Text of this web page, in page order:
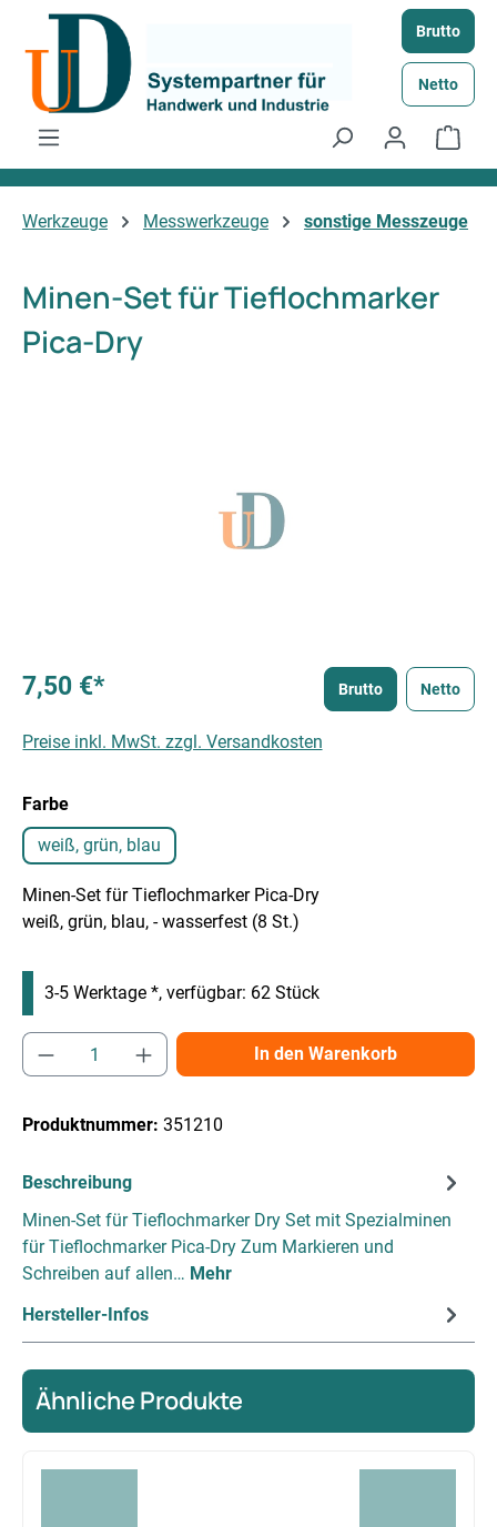
Zum Hauptinhalt springen Brutto
Netto
Werkzeuge Messwerkzeuge sonstige Messzeuge
Minen-Set für Tieflochmarker
Pica-Dry
7,50 €* Brutto Netto
Preise inkl. MwSt. zzgl. Versandkosten
Farbeauswählen
weiß, grün, blau
Minen-Set für Tieflochmarker Pica-Dry
weiß, grün, blau, - wasserfest (8 St.)
3-5 Werktage *, verfügbar: 62 Stück
Produkt Anzahl: Gib den gewünschten
In den Warenkorb
Produktnummer: 351210
Beschreibung
Minen-Set für Tieflochmarker Dry Set mit Spezialminen
für Tieflochmarker Pica-Dry Zum Markieren und
Schreiben auf allen… Mehr
Hersteller-Infos
Ähnliche Produkte